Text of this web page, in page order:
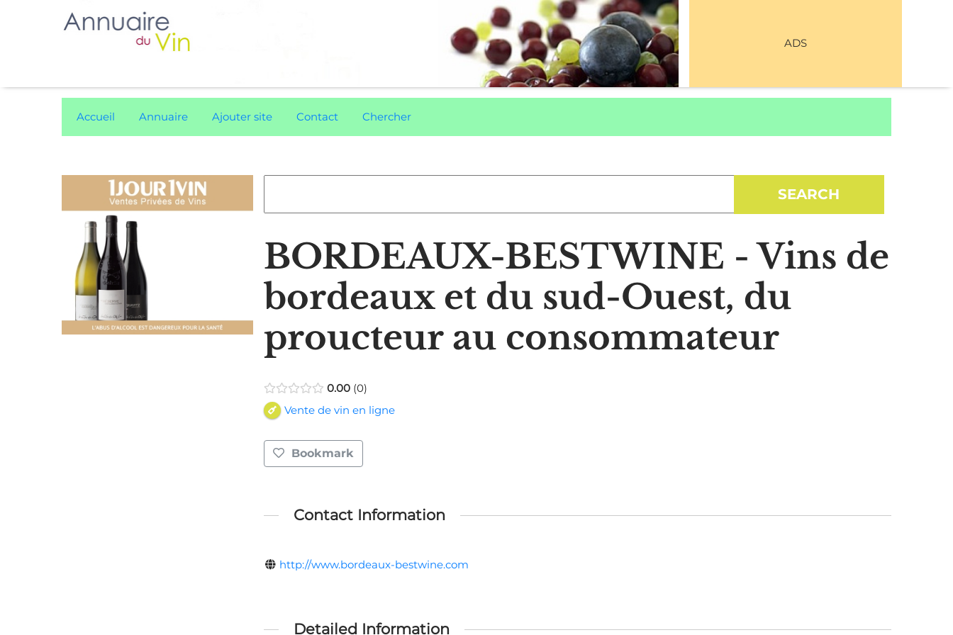
ADS
Accueil Annuaire Ajouter site Contact Chercher
BORDEAUX-BESTWINE - Vins de
bordeaux et du sud-Ouest, du
proucteur au consommateur
0.00 0
Vente de vin en ligne
Bookmark
Contact Information
http://www.bordeaux-bestwine.com
Detailed Information